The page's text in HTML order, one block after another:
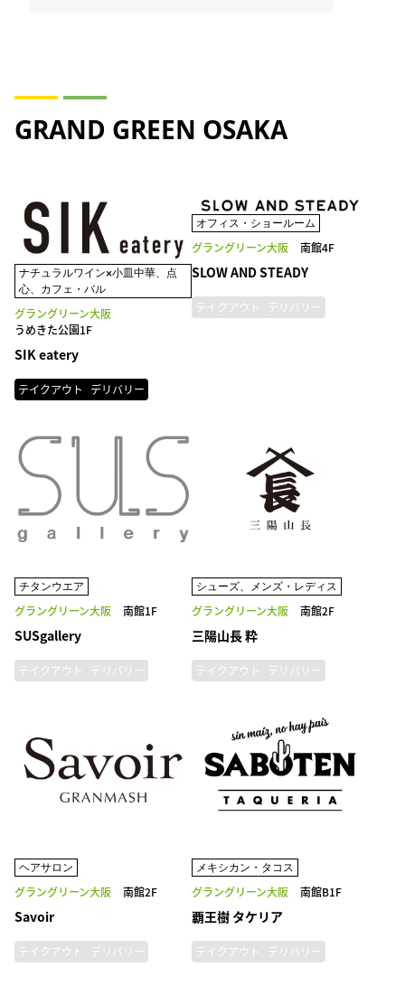
GRAND GREEN OSAKA
ナチュラルワイン×小皿中華、点
心、カフェ・バル
グラングリーン大阪
うめきた公園1F
SIK eatery
テイクアウト デリバリー
オフィス・ショールーム
グラングリーン大阪 南館4F
SLOW AND STEADY
テイクアウト デリバリー
チタンウエア
グラングリーン大阪 南館1F
SUSgallery
テイクアウト デリバリー
シューズ、メンズ・レディス
グラングリーン大阪 南館2F
三陽山長 粋
テイクアウト デリバリー
ヘアサロン
グラングリーン大阪 南館2F
Savoir
テイクアウト デリバリー
メキシカン・タコス
グラングリーン大阪 南館B1F
覇王樹 タケリア
テイクアウト デリバリー